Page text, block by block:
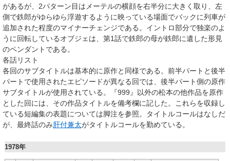
があるが、2パターン目はメーテルの横顔を右半分に大きく取り、左
側で鉄郎がゆらゆら浮遊するように映っている場面でバックに列車が
追加された程度のマイナーチェンジである。イントロ部分で独楽のよ
うに回転しているオブジェは、第1話で鉄郎の母が鉄郎に遺した形見
のペンダントである。
各話リスト
各回のサブタイトルは基本的に原作と同様である。前半パートと後半
パートで使用されたエピソードが異なる回では、後半パート側の原作
サブタイトルが使用されている。『999』以外の松本の他作品を原作
とした回には、その作品タイトルを備考欄に記した。これらを収録し
ている短編集の表題については脚注を参照。タイトルコールはなしだ
が、最終話のみ肝付兼太がタイトルコールを勤めている。
1978年